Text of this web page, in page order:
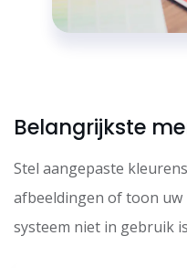
Belangrijkste
Stel aangepaste
afbeeldingen of toon
systeem niet in gebruik